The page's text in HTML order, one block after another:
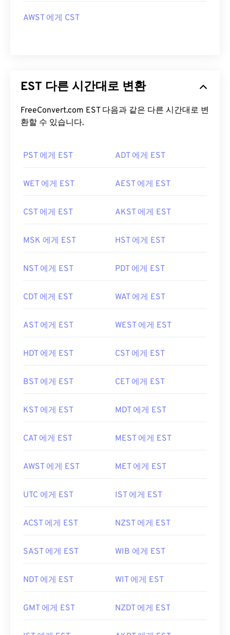
AWST 에게 CST
EST 다른 시간대로 변환
FreeConvert.com EST 다음과 같은 다른 시간대로 변
환할 수 있습니다.
PST 에게 EST ADT 에게 EST
WET 에게 EST AEST 에게 EST
CST 에게 EST AKST 에게 EST
MSK 에게 EST HST 에게 EST
NST 에게 EST PDT 에게 EST
CDT 에게 EST WAT 에게 EST
AST 에게 EST WEST 에게 EST
HDT 에게 EST CST 에게 EST
BST 에게 EST CET 에게 EST
KST 에게 EST MDT 에게 EST
CAT 에게 EST MEST 에게 EST
AWST 에게 EST MET 에게 EST
UTC 에게 EST IST 에게 EST
ACST 에게 EST NZST 에게 EST
SAST 에게 EST WIB 에게 EST
NDT 에게 EST WIT 에게 EST
GMT 에게 EST NZDT 에게 EST